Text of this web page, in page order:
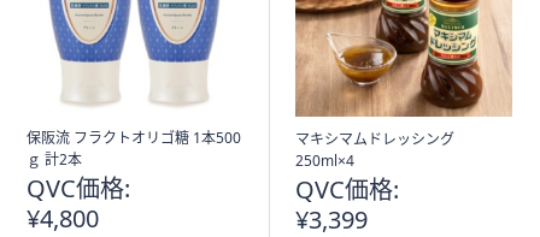
保阪流 フラクトオリゴ糖 1本500
ｇ 計2本
QVC価格:
¥4,800
マキシマムドレッシング
250ml×4
QVC価格:
¥3,399